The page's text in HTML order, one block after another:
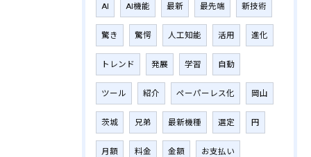
AI AI機能 最新 最先端 新技術
驚き 驚愕 人工知能 活用 進化
トレンド 発展 学習 自動
ツール 紹介 ペーパーレス化 岡山
茨城 兄弟 最新機種 選定 円
月額 料金 金額 お支払い